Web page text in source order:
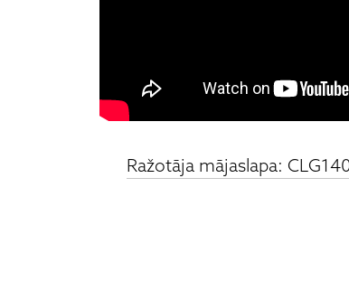
Ražotāja mājaslapa: